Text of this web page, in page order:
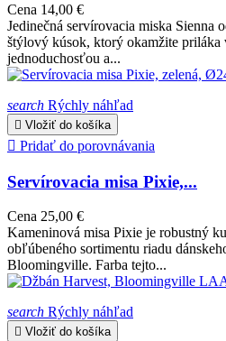
Cena 14,00 €
Jedinečná servírovacia miska Sienna
štýlový kúsok, ktorý okamžite priláka
jednoduchosťou a...
search Rýchly náhľad
 Vložiť do košíka
 Pridať do porovnávania
Servírovacia misa Pixie,...
Cena 25,00 €
Kameninová misa Pixie je robustný
obľúbeného sortimentu riadu
Bloomingville. Farba tejto...
search Rýchly náhľad
 Vložiť do košíka